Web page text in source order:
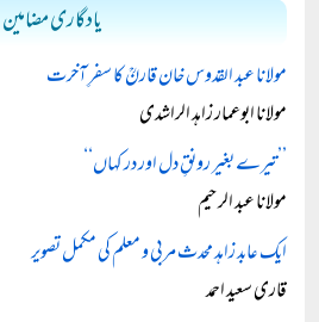
یادگاری مضامین
مولانا عبد القدوس خان قارنؒ کا سفرِ آخرت
مولانا ابوعمار زاہد الراشدی
’’تیرے بغیر رونقِ دل اور در کہاں‘‘
مولانا عبد الرحیم
ایک عابد زاہد محدث مربی و معلم کی مکمل تصویر
قاری سعید احمد